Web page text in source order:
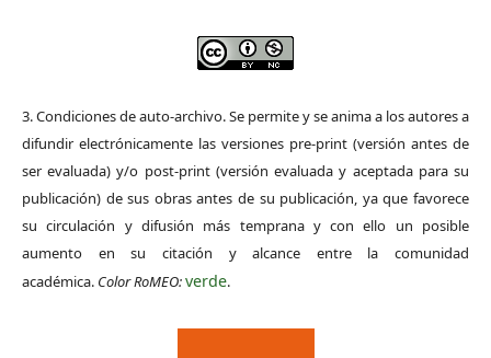
3. Condiciones de auto-archivo. Se permite y se anima a los autores a
difundir electrónicamente las versiones pre-print (versión antes de
ser evaluada) y/o post-print (versión evaluada y aceptada para su
publicación) de sus obras antes de su publicación, ya que favorece
su circulación y difusión más temprana y con ello un posible
aumento en su citación y alcance entre la comunidad
académica. Color RoMEO:verde.